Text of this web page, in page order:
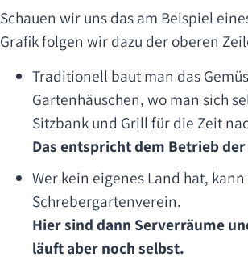
Schauen wir uns das am Beispiel
Grafik folgen wir dazu der oberen
Traditionell baut man das
Gartenhäuschen, wo man sich
Sitzbank und Grill für die Zeit
Das entspricht dem Betrieb
Wer kein eigenes Land hat,
Schrebergartenverein.
Hier sind dann Serverräume
läuft aber noch selbst.